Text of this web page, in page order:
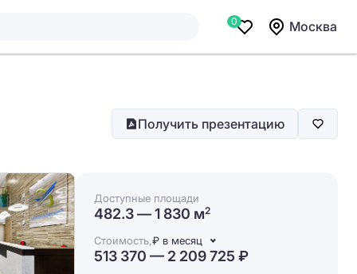
0 Москва
Получить презентацию
Доступные площади
482.3 — 1 830 м2
Стоимость,₽ в месяц
513 370 — 2 209 725 ₽